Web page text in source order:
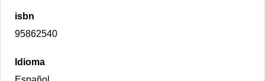
isbn
95862540
Idioma